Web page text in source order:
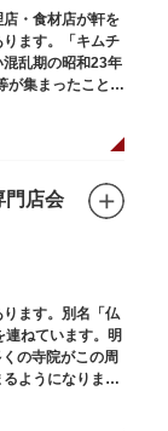
・食材店が軒を
ます。「キムチ
乱期の昭和23年
が集まったことに
門店会
ます。別名「仏
ねています。明
の寺院がこの周
ようになりまし